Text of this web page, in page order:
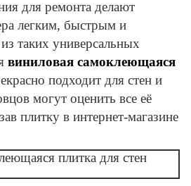
для ремонта делают
легким, быстрым и
таких универсальных
виниловая самоклеющаяся
подходит для стен и
могут оценить все её
плитку в интернет-магазине